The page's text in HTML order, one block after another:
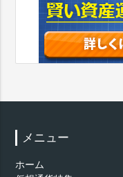
メニュー
ホーム